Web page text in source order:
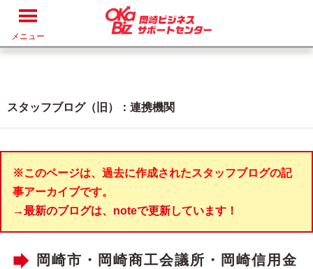
メニュー
スタッフブログ（旧）：連携機関
※このページは、過去に作成されたスタッフブログの記
事アーカイブです。
→最新のブログは、noteで更新しています！
岡崎市・岡崎商工会議所・岡崎信用金